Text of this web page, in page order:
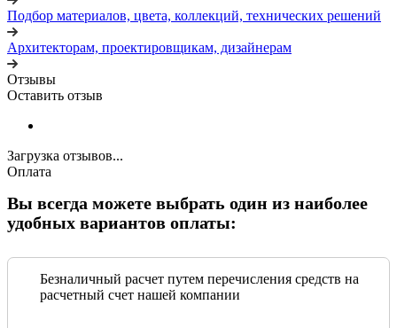
Подбор материалов, цвета, коллекций, технических решений
Архитекторам, проектировщикам, дизайнерам
Отзывы
Оставить отзыв
Загрузка отзывов...
Оплата
Вы всегда можете выбрать один из наиболее
удобных вариантов оплаты:
Безналичный расчет путем перечисления средств на
расчетный счет нашей компании